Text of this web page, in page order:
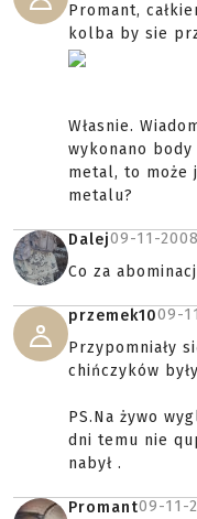
Promant,
kolba by sie
Własnie.
wykonano
metal, to może
metalu?
Dalej09-11-
Co za
przemek1009-
Przypomniały
chińczyków
PS.Na żywo
dni temu nie
nabył .
Promant09-11-